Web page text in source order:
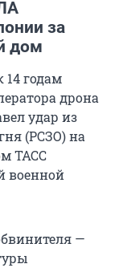
за
дом
годам
дрона
удар из
(РСЗО) на
ТАСС
военной
—